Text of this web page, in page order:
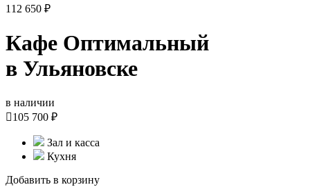
112 650 ₽
Кафе Оптимальный
в Ульяновске
в наличии
105 700 ₽
Зал и касса
Кухня
Добавить в корзину